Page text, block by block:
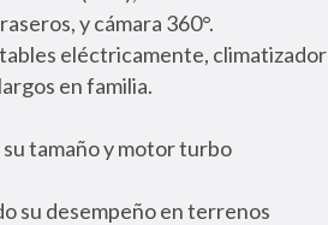
y cámara 360°.
eléctricamente, climatizador
en familia.
tamaño y motor turbo
su desempeño en terrenos